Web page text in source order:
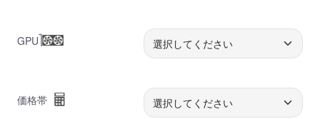
GPU
価格帯